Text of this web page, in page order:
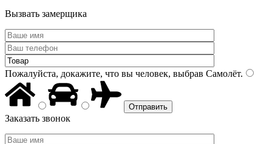
Вызвать замерщика
Пожалуйста, докажите, что вы человек, выбрав Самолёт.
Заказать звонок